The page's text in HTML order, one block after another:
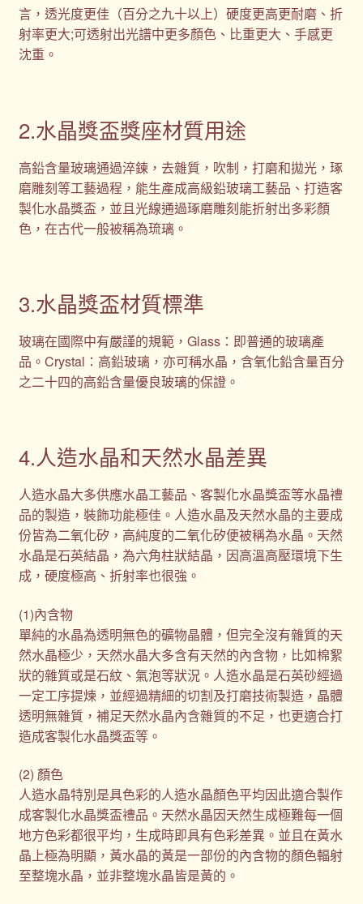
言，透光度更佳（百分之九十以上）硬度更高更耐磨、折
射率更大;可透射出光譜中更多顏色、比重更大、手感更
沈重。
2.水晶獎盃獎座材質用途
高鉛含量玻璃通過淬鍊，去雜質，吹制，打磨和拋光，琢
磨雕刻等工藝過程，能生產成高級鉛玻璃工藝品、打造客
製化水晶獎盃，並且光線通過琢磨雕刻能折射出多彩顏
色，在古代一般被稱為琉璃。
3.水晶獎盃材質標準
玻璃在國際中有嚴謹的規範，Glass：即普通的玻璃產
品。Crystal：高鉛玻璃，亦可稱水晶，含氧化鉛含量百分
之二十四的高鉛含量優良玻璃的保證。
4.人造水晶和天然水晶差異
人造水晶大多供應水晶工藝品、客製化水晶獎盃等水晶禮
品的製造，裝飾功能極佳。人造水晶及天然水晶的主要成
份皆為二氧化矽，高純度的二氧化矽便被稱為水晶。天然
水晶是石英結晶，為六角柱狀結晶，因高溫高壓環境下生
成，硬度極高、折射率也很強。
(1)內含物
單純的水晶為透明無色的礦物晶體，但完全沒有雜質的天
然水晶極少，天然水晶大多含有天然的內含物，比如棉絮
狀的雜質或是石紋、氣泡等狀況。人造水晶是石英砂經過
一定工序提煉，並經過精細的切割及打磨技術製造，晶體
透明無雜質，補足天然水晶內含雜質的不足，也更適合打
造成客製化水晶獎盃等。
(2) 顏色
人造水晶特別是具色彩的人造水晶顏色平均因此適合製作
成客製化水晶獎盃禮品。天然水晶因天然生成極難每一個
地方色彩都很平均，生成時即具有色彩差異。並且在黃水
晶上極為明顯，黃水晶的黃是一部份的內含物的顏色輻射
至整塊水晶，並非整塊水晶皆是黃的。